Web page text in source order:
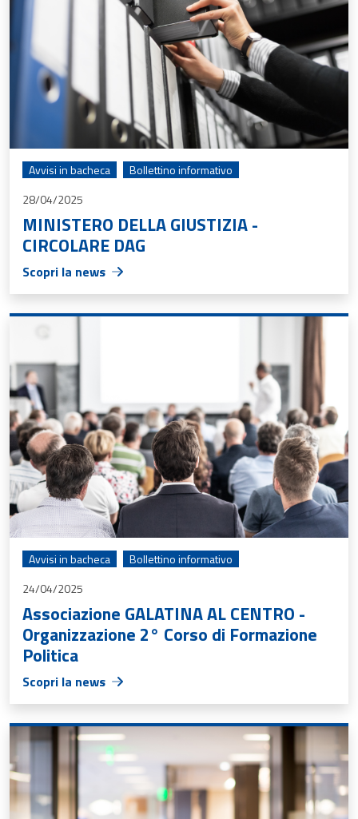
Avvisi in bacheca
Bollettino informativo
28/04/2025
MINISTERO DELLA GIUSTIZIA -
CIRCOLARE DAG
Scopri la news
Avvisi in bacheca
Bollettino informativo
24/04/2025
Associazione GALATINA AL CENTRO -
Organizzazione 2° Corso di Formazione
Politica
Scopri la news